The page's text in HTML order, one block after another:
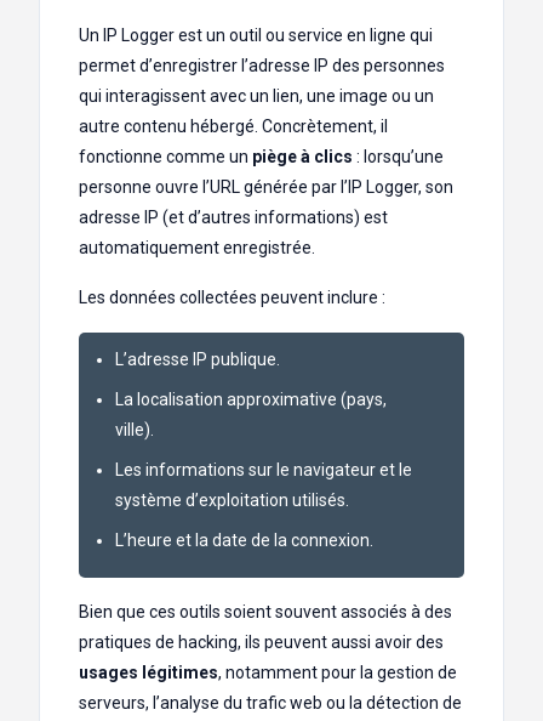
Un IP Logger est un outil ou service en ligne qui
permet d’enregistrer l’adresse IP des personnes
qui interagissent avec un lien, une image ou un
autre contenu hébergé. Concrètement, il
fonctionne comme un piège à clics : lorsqu’une
personne ouvre l’URL générée par l’IP Logger, son
adresse IP (et d’autres informations) est
automatiquement enregistrée.
Les données collectées peuvent inclure :
L’adresse IP publique.
La localisation approximative (pays,
ville).
Les informations sur le navigateur et le
système d’exploitation utilisés.
L’heure et la date de la connexion.
Bien que ces outils soient souvent associés à des
pratiques de hacking, ils peuvent aussi avoir des
usages légitimes, notamment pour la gestion de
serveurs, l’analyse du trafic web ou la détection de